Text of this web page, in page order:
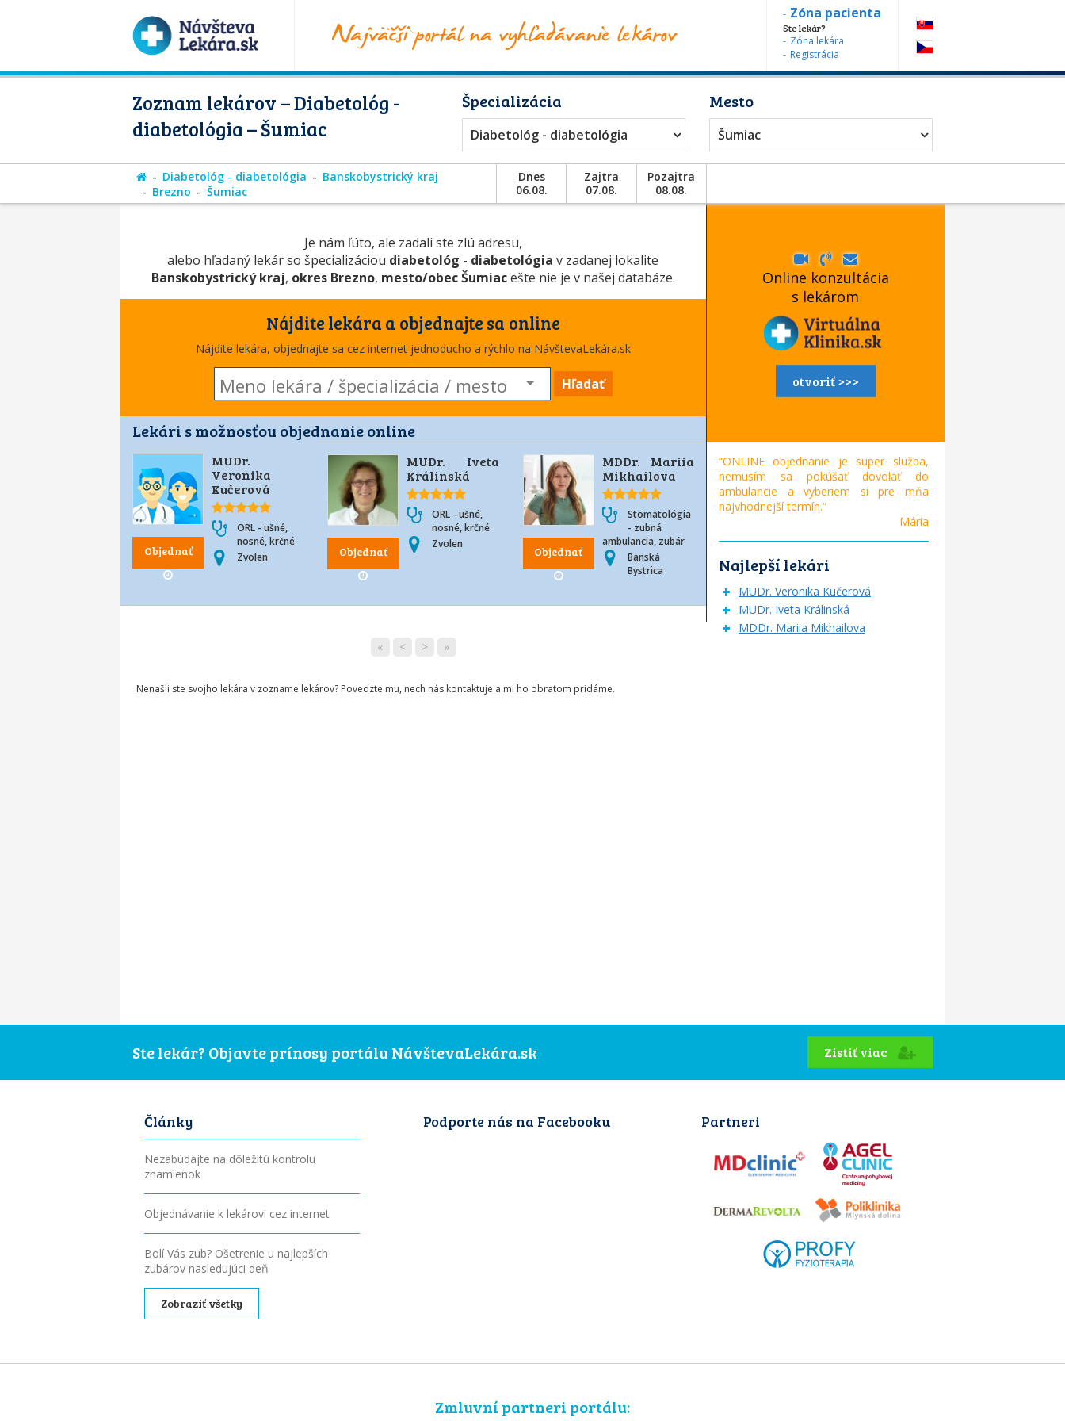
Zóna pacienta
Ste lekár?
Zóna lekára
Registrácia
Zoznam lekárov – Diabetológ -
diabetológia – Šumiac
Špecializácia
Diabetológ - diabetológia
Mesto
Šumiac
Diabetológ - diabetológia
Banskobystrický kraj
Brezno
Šumiac
Dnes
06.08.
Zajtra
07.08.
Pozajtra
08.08.
Je nám ľúto, ale zadali ste zlú adresu,
alebo hľadaný lekár so špecializáciou diabetológ - diabetológia v zadanej lokalite
Banskobystrický kraj, okres Brezno, mesto/obec Šumiacešte nie je v našej databáze.
Nájdite lekára a objednajte sa online
Nájdite lekára, objednajte sa cez internet jednoducho a rýchlo na NávštevaLekára.sk
Hľadať
Lekári s možnosťou objednanie online
Objednať
MUDr.
Veronika
Kučerová
ORL - ušné,
nosné, krčné
Zvolen
Objednať
MUDr. Iveta
Králinská
ORL - ušné,
nosné, krčné
Zvolen
Objednať
MDDr. Mariia
Mikhailova
Stomatológia
- zubná
ambulancia, zubár
Banská
Bystrica
« < > »
Nenašli ste svojho lekára v zozname lekárov? Povedzte mu, nech nás kontaktuje a mi ho obratom pridáme.
Online konzultácia
s lekárom
otvoriť >>>
“ONLINE objednanie je super služba,
nemusím sa pokúšať dovolať do
ambulancie a vyberiem si pre mňa
najvhodnejší termín.“
Mária
Najlepší lekári
MUDr. Veronika Kučerová
MUDr. Iveta Králinská
MDDr. Mariia Mikhailova
Ste lekár? Objavte prínosy portálu NávštevaLekára.sk Zistiť viac
Články
Nezabúdajte na dôležitú kontrolu
znamienok
Objednávanie k lekárovi cez internet
Bolí Vás zub? Ošetrenie u najlepších
zubárov nasledujúci deň
Zobraziť všetky
Podporte nás na Facebooku Partneri
Zmluvní partneri portálu: